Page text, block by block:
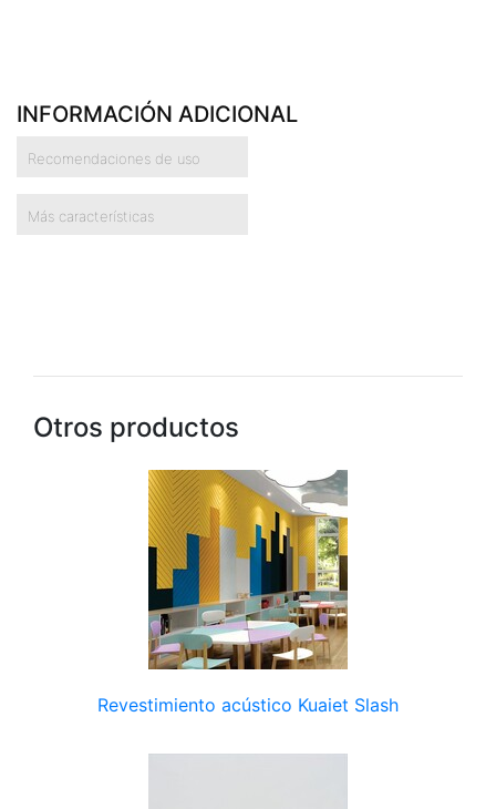
INFORMACIÓN ADICIONAL
Recomendaciones de uso
Más características
Otros productos
Revestimiento acústico Kuaiet Slash